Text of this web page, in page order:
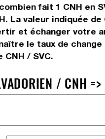
fait 1 CNH en
La valeur indiquée
et échanger votre
le taux de
/ SVC.
/ CNH